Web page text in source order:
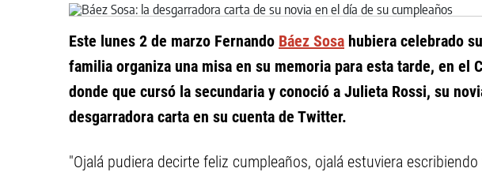
Este lunes 2 de marzo Fernando Báez Sosa hubiera celebrado su
familia organiza una misa en su memoria para esta tarde, en el
donde que cursó la secundaria y conoció a Julieta Rossi, su
desgarradora carta en su cuenta de Twitter.
"Ojalá pudiera decirte feliz cumpleaños, ojalá estuviera